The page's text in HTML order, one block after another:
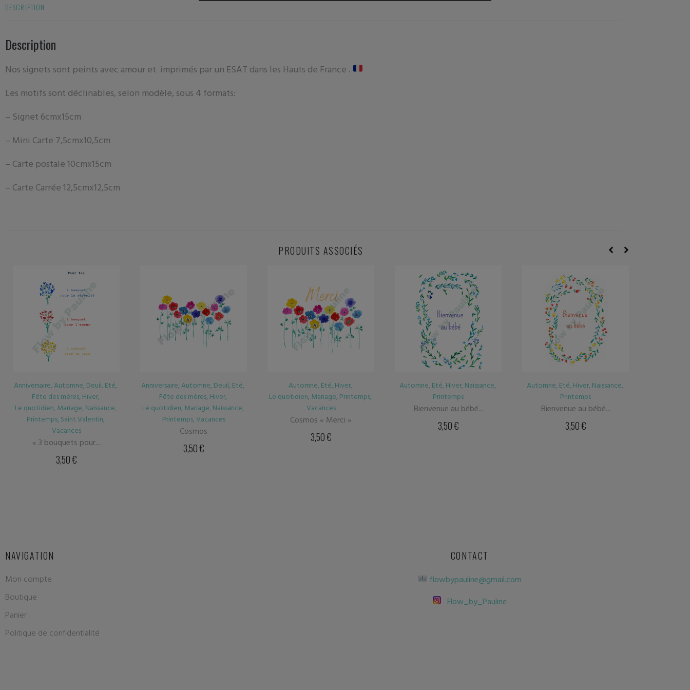
DESCRIPTION
Description
Nos signets sont peints avec amour et imprimés par un ESAT dans les Hauts de France .
Les motifs sont déclinables, selon modèle, sous 4 formats:
– Signet 6cmx15cm
– Mini Carte 7,5cmx10,5cm
– Carte postale10cmx15cm
– Carte Carrée 12,5cmx12,5cm
PRODUITS ASSOCIÉS
Anniversaire,Automne,Deuil,Eté,
Fête des mères,Hiver,
Le quotidien,Mariage,Naissance,
Printemps,Vacances
Cosmos
3,50€
Automne,Eté,Hiver,
Le quotidien,Mariage,Printemps
Vacances
Cosmos « Merci »
3,50€
Automne,Eté,Hiver,Naissance
Printemps
Bienvenue au bébé...
3,50€
Automne,Eté,Hiver,Naissance,
Printemps
Bienvenue au bébé...
3,50€
Automne,Eté,Hiver,Mariage,
Printemps
Couronne « Tous deux...
3,50€
NAVIGATION
Mon compte
Boutique
Panier
Politique de confidentialité
CONTACT
flowbypauline@gmail.com
Flow_by_Pauline